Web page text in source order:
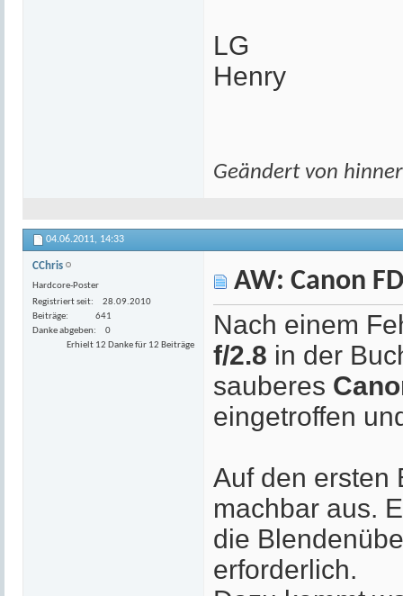
LG
Henry
Geändert von
04.06.2011, 14:33
CChris
Hardcore-Poster
Registriert seit
28.09.2010
Beiträge
641
Danke abgeben
0
Erhielt 12 Danke für 12 Beiträge
AW: Canon
Nach einem
f/2.8 in der
sauberes
eingetroffen
Auf den ersten
machbar aus.
die
erforderlich.